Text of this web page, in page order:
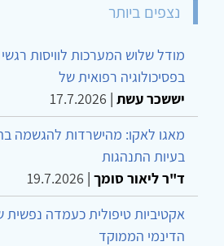
נצפים ביותר
מודל שלוש המערכות לוויסות
בפסיכולוגיה רפואית של
יששכר עשת |
17.7.2026
מאגו לאקו: מהישרדות להגשמה
בעיות התנהגות
ד"ר ליאור סומך |
19.7.2026
אקטיביות טיפולית כעמדה נפשית
הדינמי הממוקד